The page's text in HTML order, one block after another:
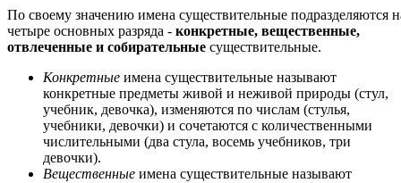
По своему значению имена существительные подразделяются
четыре основных разряда - конкретные, вещественные,
отвлеченные и собирательные существительные.
Конкретные имена существительные называют
конкретные предметы живой и неживой природы (стул,
учебник, девочка), изменяются по числам (стулья,
учебники, девочки) и сочетаются с количественными
числительными (два стула, восемь учебников, три
девочки).
Вещественные имена существительные называют